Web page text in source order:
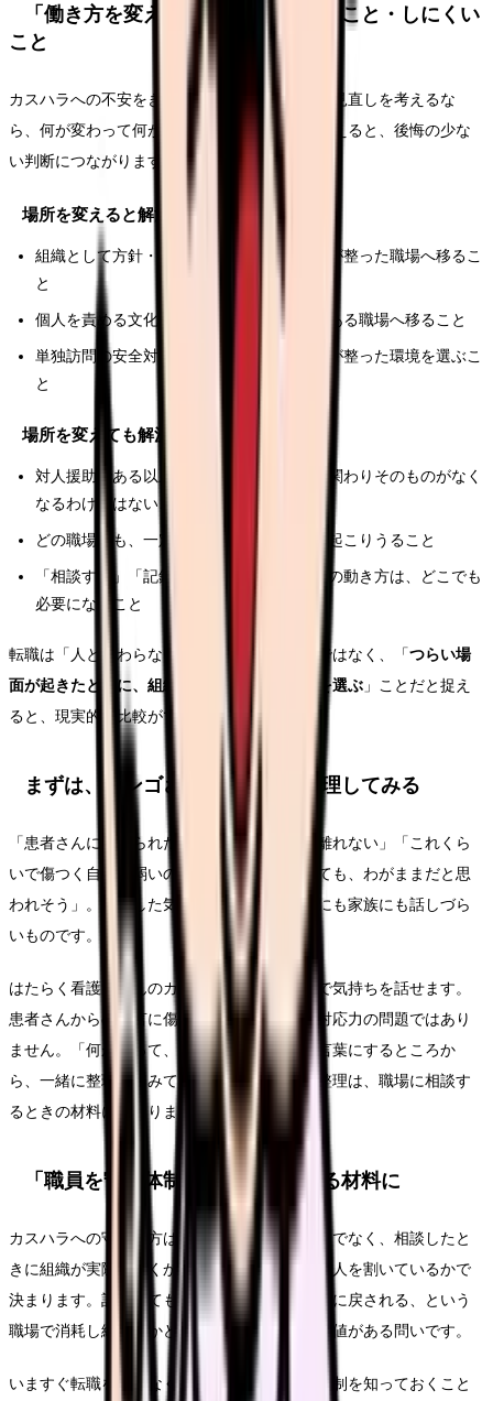
「働き方を変える」で解決しやすいこと・しにくい
こと
カスハラへの不安をきっかけに転職や働き方の見直しを考えるな
ら、何が変わって何が変わらないかを分けて考えると、後悔の少な
い判断につながります。
場所を変えると解決しやすいこと
組織として方針・相談体制・記録の仕組みが整った職場へ移るこ
と
個人を責める文化から、職員を守る文化のある職場へ移ること
単独訪問の安全対策や、複数名対応の体制が整った環境を選ぶこ
と
場所を変えても解決しにくいこと
対人援助である以上、患者さん・家族との関わりそのものがなく
なるわけではないこと
どの職場でも、一定の頻度で難しい場面は起こりうること
「相談する」「記録する」という自分の側の動き方は、どこでも
必要になること
転職は「人と関わらない仕事に変える」ことではなく、「 つらい場
面が起きたときに、組織が守ってくれる場所を選ぶ 」ことだと捉え
ると、現実的な比較ができます。
まずは、カンゴさんに気持ちを整理してみる
「患者さんに怒鳴られたのが、ずっと頭から離れない」「これくら
いで傷つく自分が弱いのかも」「上司に言っても、わがままだと思
われそう」。こうした気持ちは、職場の同僚にも家族にも話しづら
いものです。
はたらく看護師さんのカンゴさんには、匿名で気持ちを話せます。
患者さんからの暴言に傷つくのは、あなたの対応力の問題ではあり
ません。「何があって、どう感じたのか」を言葉にするところか
ら、一緒に整理してみてください。気持ちの整理は、職場に相談す
るときの材料にもなります。
「職員を守る体制があるか」を知る材料に
カスハラへの守られ方は、就業規則の文言だけでなく、相談したと
きに組織が実際に動くか、現場の安全に予算と人を割いているかで
決まります。記録しても動かない、個人の問題に戻される、という
職場で消耗し続けるかどうかは、別途考える価値がある問いです。
いますぐ転職を決めなくても、ほかの職場の体制を知っておくこと